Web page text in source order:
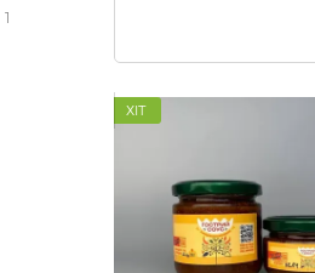
ХІТ
1